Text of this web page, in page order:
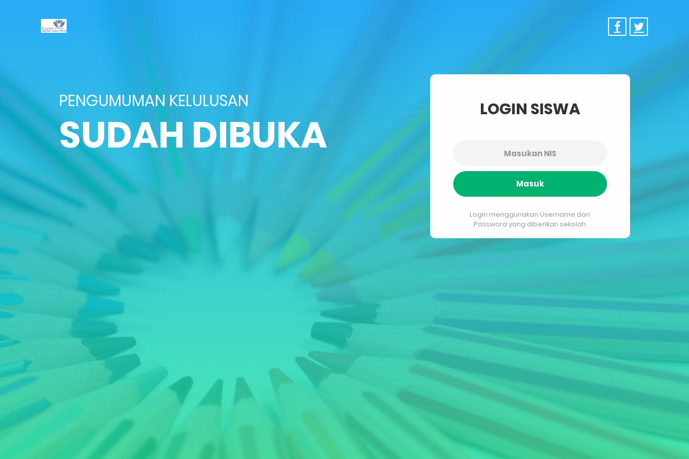
PENGUMUMAN KELULUSAN
SUDAH DIBUKA
LOGIN SISWA
Masuk
Login menggunakan Username dan
Password yang diberikan sekolah